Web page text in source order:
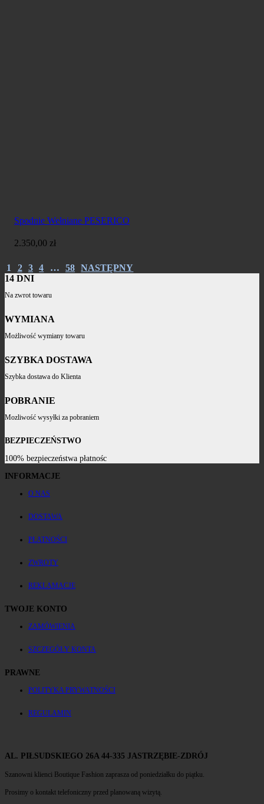
Spodnie Wełniane PESERICO
2.350,00 zł
1 2 3 4 … 58
NASTĘPNY
14 DNI
Na zwrot towaru
WYMIANA
Możliwość wymiany towaru
SZYBKA DOSTAWA
Szybka dostawa do Klienta
POBRANIE
Mozliwość wysyłki za pobraniem
BEZPIECZEŃSTWO
100% bezpieczeństwa płatnośc
INFORMACJE
O NAS
DOSTAWA
PŁATNOŚCI
ZWROTY
REKLAMACJE
TWOJE KONTO
ZAMÓWIENIA
SZCZEGÓŁY KONTA
PRAWNE
POLITYKA PRYWATNOŚCI
REGULAMIN
AL. PIŁSUDSKIEGO 26A 44-335 JASTRZĘBIE-ZDRÓJ
Szanowni klienci Boutique Fashion zaprasza od poniedziałku do piątku.
Prosimy o kontakt telefoniczny przed planowaną wizytą.